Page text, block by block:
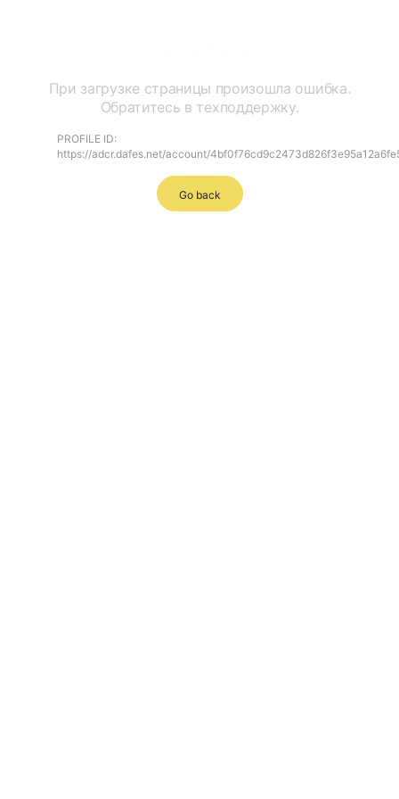
При загрузке страницы произошла ошибка.
Обратитесь в техподдержку.
PROFILE ID:
https://adcr.dafes.net/account/
Go back